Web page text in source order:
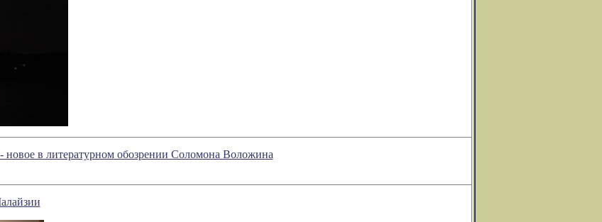
новое в литературном обозрении Соломона Воложина